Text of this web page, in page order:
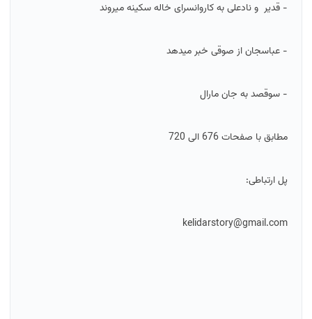
- قدیر و نادعلی به کاروانسرای خاله سکینه میروند
- عباسجان از صوقی خبر میدهد
- سوقصد به جان مارال
مطابق با صفحات 676 الی 720
پل ارتباطی:
kelidarstory@gmail.com